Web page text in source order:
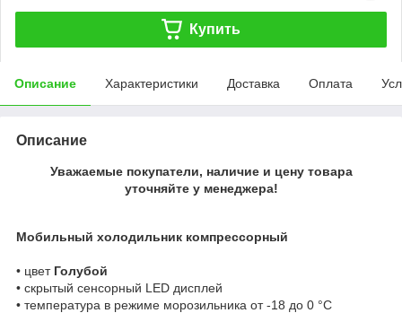
Купить
Описание Характеристики Доставка Оплата
Описание
Уважаемые покупатели, наличие и цену товара
уточняйте у менеджера!
Мобильный холодильник компрессорный
• цвет Голубой
• скрытый сенсорный LED дисплей
• температура в режиме морозильника от -18 до 0 °C